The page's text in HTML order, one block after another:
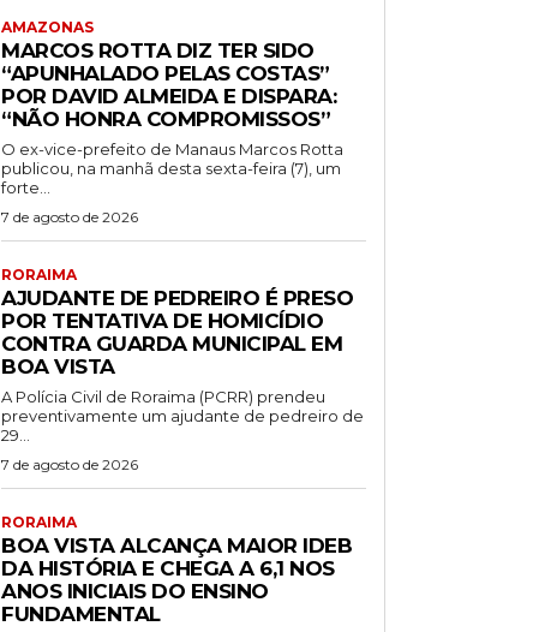
AMAZONAS
MARCOS ROTTA DIZ TER SIDO
“APUNHALADO PELAS COSTAS”
POR DAVID ALMEIDA E DISPARA:
“NÃO HONRA COMPROMISSOS”
O ex-vice-prefeito de Manaus Marcos Rotta
publicou, na manhã desta sexta-feira (7), um
forte...
7 de agosto de 2026
RORAIMA
AJUDANTE DE PEDREIRO É PRESO
POR TENTATIVA DE HOMICÍDIO
CONTRA GUARDA MUNICIPAL EM
BOA VISTA
A Polícia Civil de Roraima (PCRR) prendeu
preventivamente um ajudante de pedreiro de
29...
7 de agosto de 2026
RORAIMA
BOA VISTA ALCANÇA MAIOR IDEB
DA HISTÓRIA E CHEGA A 6,1 NOS
ANOS INICIAIS DO ENSINO
FUNDAMENTAL